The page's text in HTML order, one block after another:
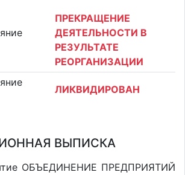
ПРЕКРАЩЕНИЕ
ДЕЯТЕЛЬНОСТИ В
РЕЗУЛЬТАТЕ
РЕОРГАНИЗАЦИИ
ЛИКВИДИРОВАН
ВЫПИСКА
ОБЪЕДИНЕНИЕ ПРЕДПРИЯТИЙ